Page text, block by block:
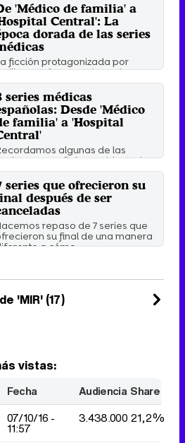
'Médico de familia' a
Central': La
dorada de las series
ficción protagonizada por
Aragón y encabezada por
Rebellón marcaron un ...
25 Mayo 2019 11:10
series médicas
Desde 'Médico
familia' a 'Hospital
algunas de las
españolas ambientadas
hospitales, clínicas o con ...
7 Abril 2018 11:32
series que ofrecieron su
después de ser
repaso de 7 series que
su final de una manera
a cómo ...
'MIR' (17)
vistas:
Fecha Audiencia Share
07/10/16 -
11:57
3.438.000 21,2%